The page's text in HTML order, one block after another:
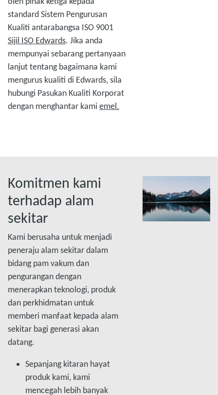
standard Sistem Pengurusan
Kualiti antarabangsa ISO 9001
Sijil ISO Edwards. Jika anda
mempunyai sebarang pertanyaan
lanjut tentang bagaimana kami
mengurus kualiti di Edwards, sila
hubungi Pasukan Kualiti Korporat
dengan menghantar kami emel.
Komitmen kami
terhadap alam
sekitar
Kami berusaha untuk menjadi
peneraju alam sekitar dalam
bidang pam vakum dan
pengurangan dengan
menerapkan teknologi, produk
dan perkhidmatan untuk
memberi manfaat kepada alam
sekitar bagi generasi akan
datang.
Sepanjang kitaran hayat
produk kami, kami
mencegah lebih banyak